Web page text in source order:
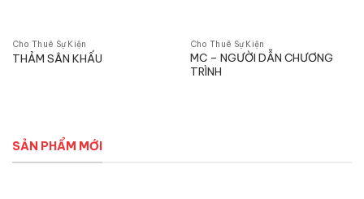
Cho Thuê Sự Kiện
THẢM SÂN KHẤU
Cho Thuê Sự Kiện
MC – NGƯỜI DẪN CHƯƠNG
TRÌNH
SẢN PHẨM MỚI